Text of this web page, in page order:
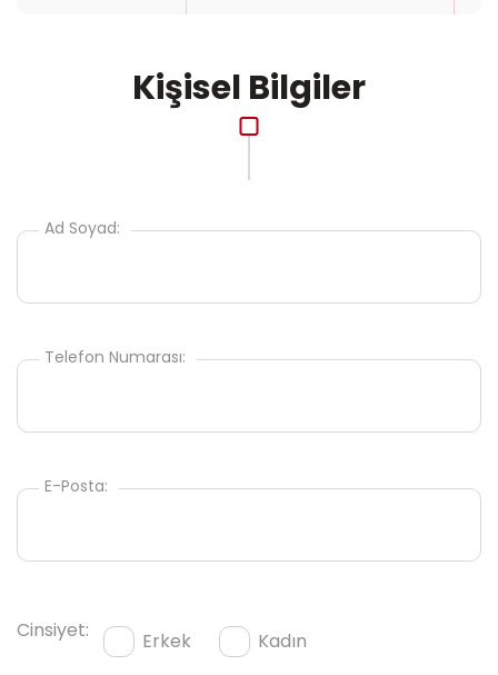
Kişisel Bilgiler
Ad Soyad:
Telefon Numarası:
E-Posta:
Cinsiyet: Erkek Kadın